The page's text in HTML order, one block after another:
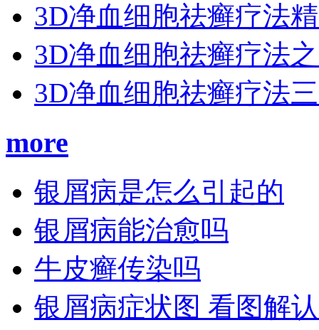
3D净血细胞祛癣疗法
3D净血细胞祛癣疗法
3D净血细胞祛癣疗法
more
银屑病是怎么引起的
银屑病能治愈吗
牛皮癣传染吗
银屑病症状图 看图解